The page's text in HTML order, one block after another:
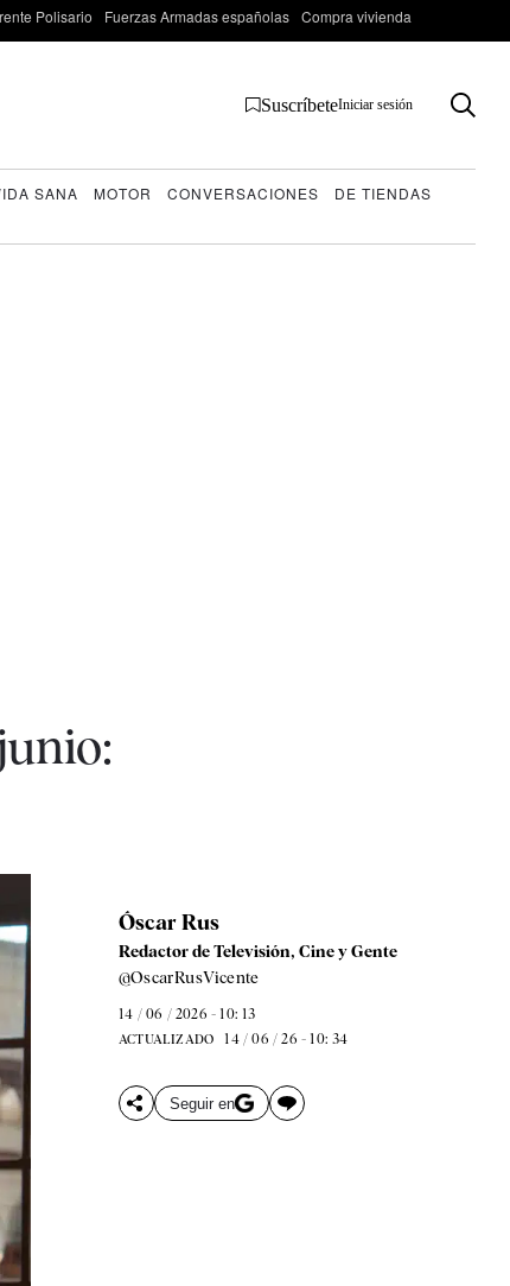
Polisario Fuerzas Armadas españolas Compra vivienda
SuscríbeteIniciar sesión
SANA MOTOR CONVERSACIONES
DE TIENDAS
Óscar Rus
Redactor de Televisión, Cine y Gente
@OscarRusVicente
14 / 06 / 2026 - 10: 13
ACTUALIZADO 14 / 06 / 26 - 10: 34
Seguir en